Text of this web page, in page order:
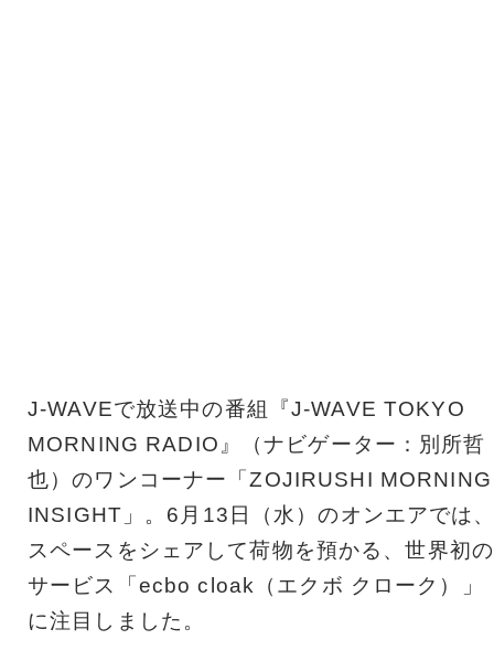
J-WAVEで放送中の番組『J-WAVE TOKYO
MORNING RADIO』（ナビゲーター：別所哲
也）のワンコーナー「ZOJIRUSHI MORNING
INSIGHT」。6月13日（水）のオンエアでは
スペースをシェアして荷物を預かる、世界初の
サービス「ecbo cloak（エクボ クローク）」
に注目しました。